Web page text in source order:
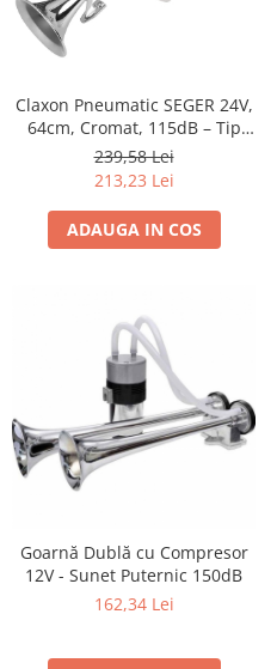
Claxon Pneumatic SEGER 24V,
64cm, Cromat, 115dB – Tip
Marin/Camion/Rulota
239,58 Lei
213,23 Lei
ADAUGA IN COS
Goarnă Dublă cu Compresor
12V - Sunet Puternic 150dB
162,34 Lei